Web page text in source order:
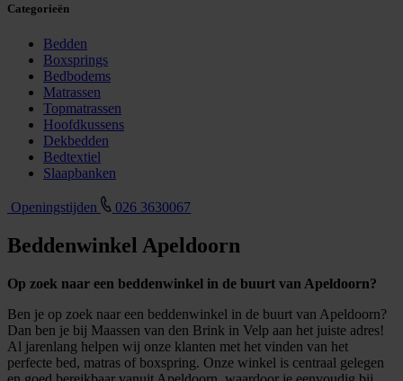
Categorieën
Bedden
Boxsprings
Bedbodems
Matrassen
Topmatrassen
Hoofdkussens
Dekbedden
Bedtextiel
Slaapbanken
Openingstijden 026 3630067
Beddenwinkel Apeldoorn
Op zoek naar een beddenwinkel in de buurt van Apeldoorn?
Ben je op zoek naar een beddenwinkel in de buurt van Apeldoorn?
Dan ben je bij Maassen van den Brink in Velp aan het juiste adres!
Al jarenlang helpen wij onze klanten met het vinden van het
perfecte bed, matras of boxspring. Onze winkel is centraal gelegen